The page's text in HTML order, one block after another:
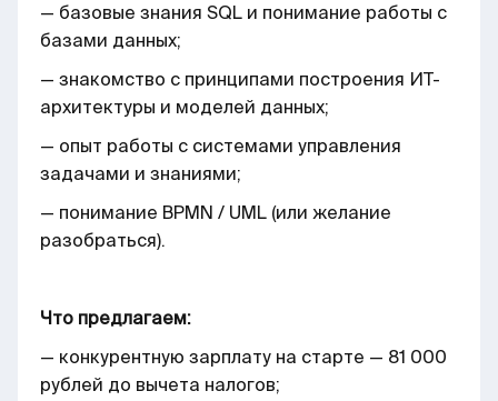
— базовые знания SQL и понимание работы с
базами данных;
— знакомство с принципами построения ИТ-
архитектуры и моделей данных;
— опыт работы с системами управления
задачами и знаниями;
— понимание BPMN / UML (или желание
разобраться).
Что предлагаем:
— конкурентную зарплату на старте — 81 000
рублей до вычета налогов;